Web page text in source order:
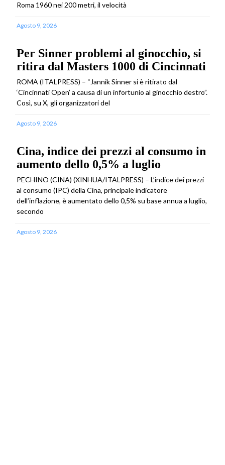
Roma 1960 nei 200 metri, il velocità
Agosto 9, 2026
Per Sinner problemi al ginocchio, si
ritira dal Masters 1000 di Cincinnati
ROMA (ITALPRESS) – “Jannik Sinner si è ritirato dal
‘Cincinnati Open’ a causa di un infortunio al ginocchio destro”.
Così, su X, gli organizzatori del
Agosto 9, 2026
Cina, indice dei prezzi al consumo in
aumento dello 0,5% a luglio
PECHINO (CINA) (XINHUA/ITALPRESS) – L’indice dei prezzi
al consumo (IPC) della Cina, principale indicatore
dell’inflazione, è aumentato dello 0,5% su base annua a luglio,
secondo
Agosto 9, 2026